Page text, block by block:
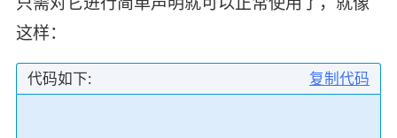
这样：
复制代码
代码如下: